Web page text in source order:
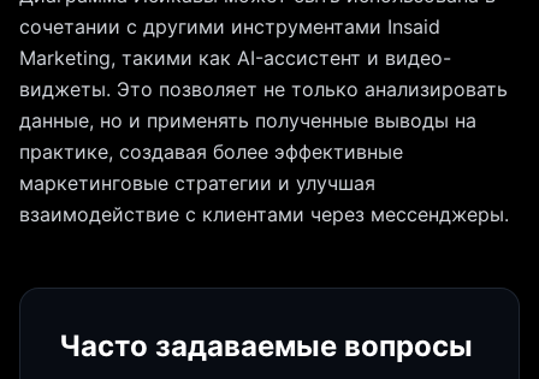
сочетании с другими инструментами Insaid
Marketing, такими как AI-ассистент и видео-
виджеты. Это позволяет не только анализировать
данные, но и применять полученные выводы на
практике, создавая более эффективные
маркетинговые стратегии и улучшая
взаимодействие с клиентами через мессенджеры.
Часто задаваемые вопросы